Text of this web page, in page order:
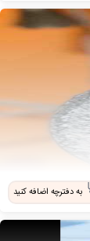
به دفترچه اضافه کنید